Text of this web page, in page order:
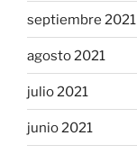
septiembre 2021
agosto 2021
julio 2021
junio 2021